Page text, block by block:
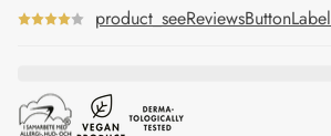
product_seeReviewsButtonLabel